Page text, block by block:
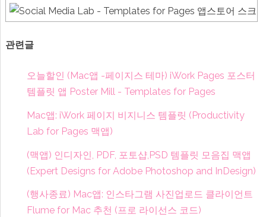
관련글
오늘할인 (Mac앱 -페이지스 테마) iWork Pages 포스터
템플릿 앱 Poster Mill - Templates for Pages
Mac앱: iWork 페이지 비지니스 템플릿 (Productivity
Lab for Pages 맥앱)
(맥앱) 인디자인, PDF, 포토샵,PSD 템플릿 모음집 맥앱
(Expert Designs for Adobe Photoshop and InDesign)
(행사종료) Mac앱: 인스타그램 사진업로드 클라이언트
Flume for Mac 추천 (프로 라이선스 코드)